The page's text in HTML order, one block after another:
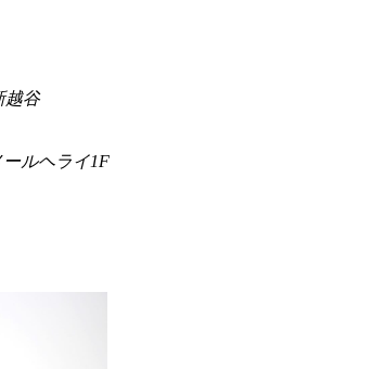
越谷
ルヘライ1F